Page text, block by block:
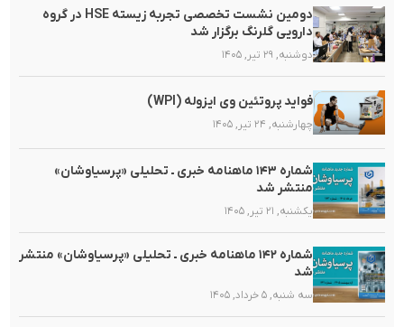
دومین نشست تخصصی تجربه زیسته HSE در گروه
دارویی گلرنگ برگزار شد
دوشنبه, ۲۹ تیر, ۱۴۰۵
فواید پروتئین وی ایزوله (WPI)
چهارشنبه, ۲۴ تیر, ۱۴۰۵
شماره ۱۴۳ ماهنامه خبری ـ تحلیلی «پرسیاوشان»
منتشر شد
یکشنبه, ۲۱ تیر, ۱۴۰۵
شماره ۱۴۲ ماهنامه خبری ـ تحلیلی «پرسیاوشان» منتشر
شد
سه شنبه, ۵ خرداد, ۱۴۰۵